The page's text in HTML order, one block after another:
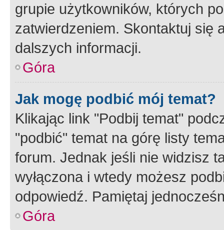
grupie użytkowników, których
zatwierdzeniem. Skontaktuj się
dalszych informacji.
Góra
Jak mogę podbić mój temat?
Klikając link "Podbij temat"
"podbić" temat na górę listy
forum. Jednak jeśli nie widzisz
wyłączona i wtedy możesz
odpowiedź. Pamiętaj
Góra